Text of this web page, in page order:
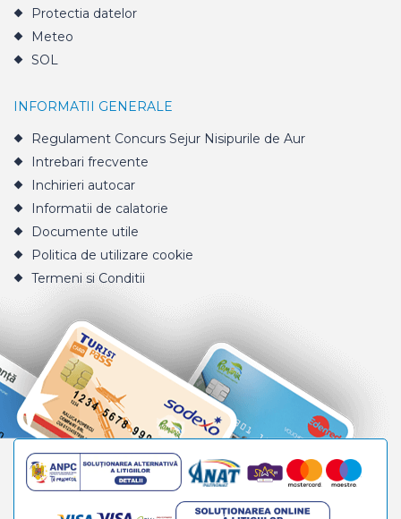
Protectia datelor
Meteo
SOL
INFORMATII GENERALE
Regulament Concurs Sejur Nisipurile de Aur
Intrebari frecvente
Inchirieri autocar
Informatii de calatorie
Documente utile
Politica de utilizare cookie
Termeni si Conditii